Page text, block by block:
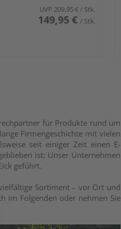
für Produkte rund um
Firmengeschichte mit vielen
seit einiger Zeit einen E-
ist: Unser Unternehmen
geführt.
Sortiment – vor Ort und
im Folgenden oder nehmen Sie